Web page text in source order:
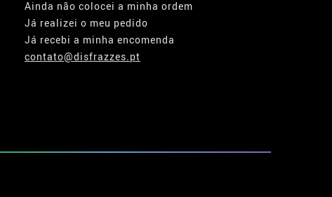
Ainda não colocei a minha ordem
Já realizei o meu pedido
Já recebi a minha encomenda
contato@disfrazzes.pt